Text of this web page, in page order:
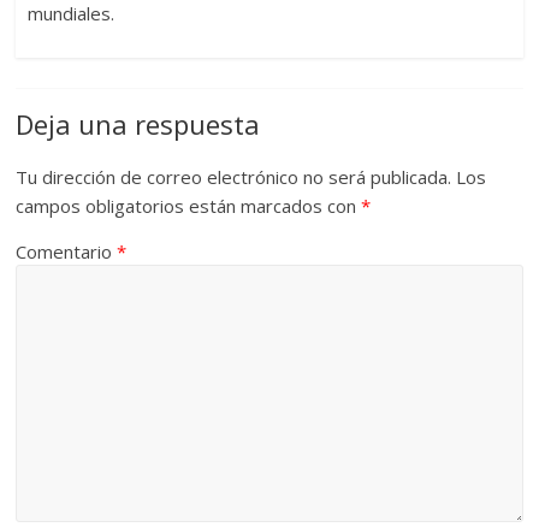
mundiales.
Deja una respuesta
Tu dirección de correo electrónico no será publicada. Los
campos obligatorios están marcados con*
Comentario*